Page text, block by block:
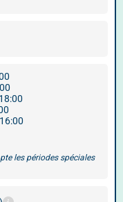
les périodes spéciales